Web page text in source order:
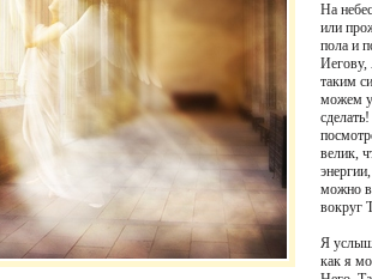
На
или
пола и
Иегову,
таким
можем
велик,
можно
вокруг
Я
как я